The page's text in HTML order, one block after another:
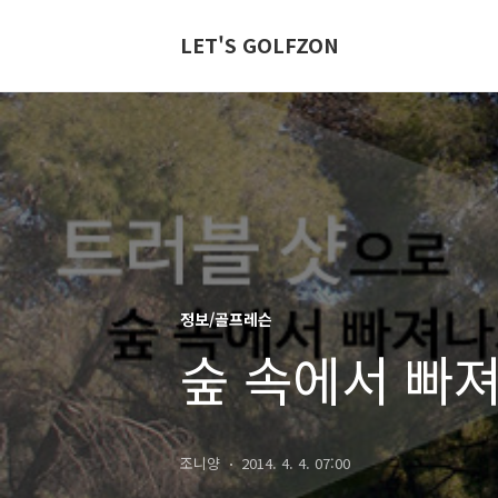
LET'S GOLFZON
정보/골프레슨
숲 속에서 빠
조니양 2014. 4. 4. 07:00